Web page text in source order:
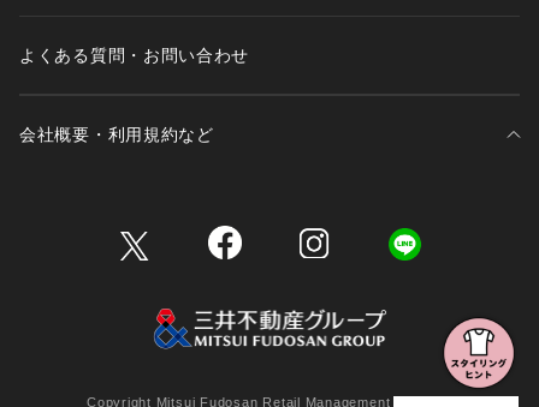
よくある質問・お問い合わせ
会社概要・利用規約など
Copyright Mitsui Fudosan Retail Management Co., Ltd.